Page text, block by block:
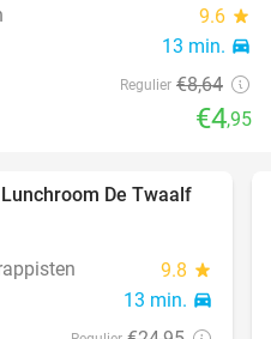
9.6 star
13 min. directions_car
Regulier €8,64
€4,95
40%
De Twaalf
9.8 star
13 min. directions_car